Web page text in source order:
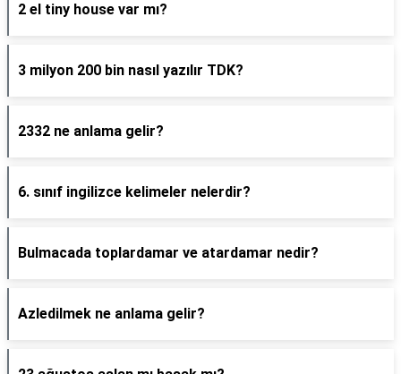
2 el tiny house var mı?
3 milyon 200 bin nasıl yazılır TDK?
2332 ne anlama gelir?
6. sınıf ingilizce kelimeler nelerdir?
Bulmacada toplardamar ve atardamar nedir?
Azledilmek ne anlama gelir?